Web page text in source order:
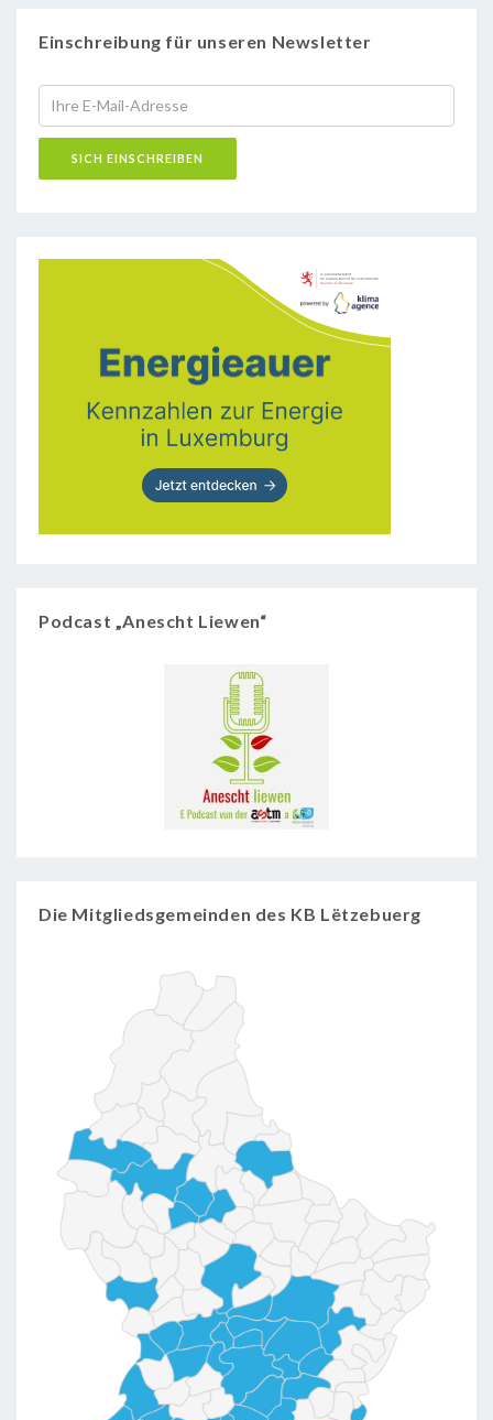
Einschreibung für unseren Newsletter
Podcast „Anescht Liewen“
Die Mitgliedsgemeinden des KB Lëtzebuerg